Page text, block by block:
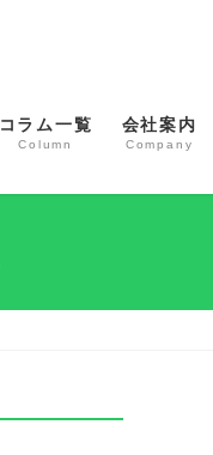
コラム一覧
Column
会社案内
Company